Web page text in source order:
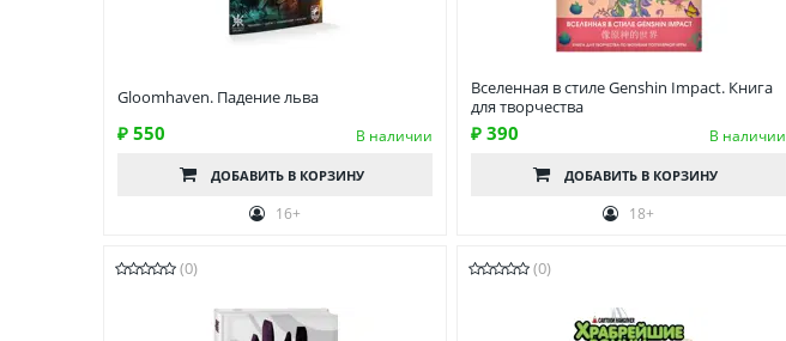
Gloomhaven. Падение льва
₽ 550 В наличии
ДОБАВИТЬ В КОРЗИНУ
16+
Вселенная в стиле Genshin Impact. Книга
для творчества
₽ 390 В наличии
ДОБАВИТЬ В КОРЗИНУ
18+
(0) (0)